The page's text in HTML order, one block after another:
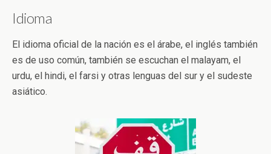
Idioma
El idioma oficial de la nación es el árabe, el inglés también
es de uso común, también se escuchan el malayam, el
urdu, el hindi, el farsi y otras lenguas del sur y el sudeste
asiático.